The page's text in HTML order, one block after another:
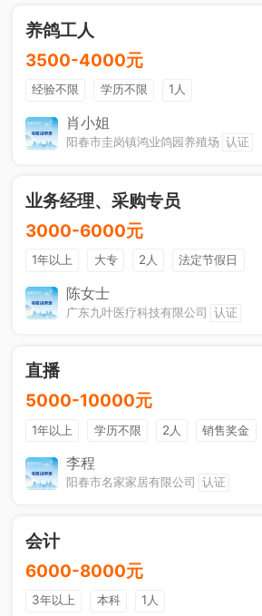
养鸽工人
3500-4000元
经验不限 学历不限 1人
肖小姐
阳春市圭岗镇鸿业鸽园养殖场 认证
业务经理、采购专员
3000-6000元
1年以上 大专 2人 法定节假日
陈女士
广东九叶医疗科技有限公司 认证
直播
5000-10000元
1年以上 学历不限 2人 销售奖金
李程
阳春市名家家居有限公司 认证
会计
6000-8000元
3年以上 本科 1人